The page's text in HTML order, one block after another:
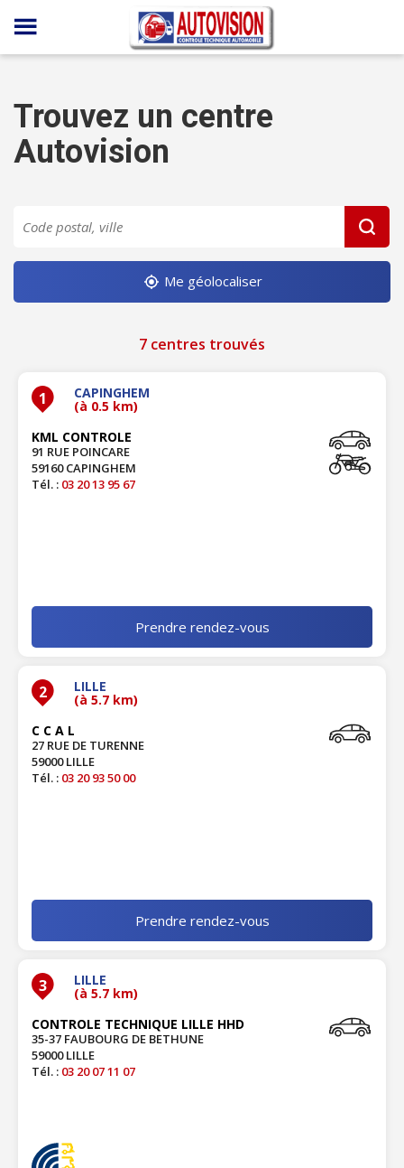
Panneau de gestion des cookies
Trouvez un centre
Autovision
Me géolocaliser
7 centres trouvés
1 CAPINGHEM
(à 0.5 km)
KML CONTROLE
91 RUE POINCARE
59160 CAPINGHEM
Tél. : 03 20 13 95 67
Prendre rendez-vous
2 LILLE
(à 5.7 km)
C C A L
27 RUE DE TURENNE
59000 LILLE
Tél. : 03 20 93 50 00
Prendre rendez-vous
3 LILLE
(à 5.7 km)
CONTROLE TECHNIQUE LILLE HHD
35-37 FAUBOURG DE BETHUNE
59000 LILLE
Tél. : 03 20 07 11 07